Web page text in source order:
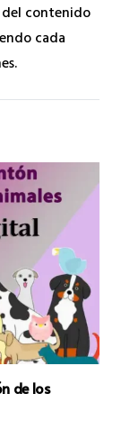
del contenido
cada